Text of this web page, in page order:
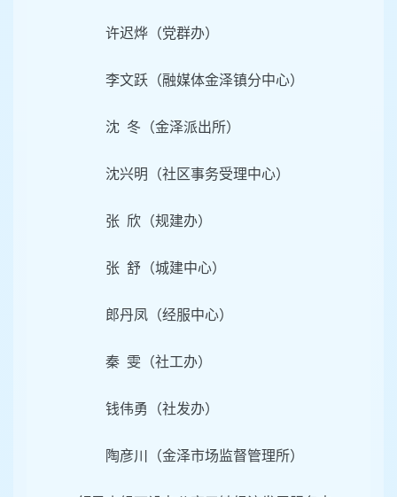
许迟烨（党群办）
李文跃（融媒体金泽镇分中心）
沈 冬（金泽派出所）
沈兴明（社区事务受理中心）
张 欣（规建办）
张 舒（城建中心）
郎丹凤（经服中心）
秦 雯（社工办）
钱伟勇（社发办）
陶彦川（金泽市场监督管理所）